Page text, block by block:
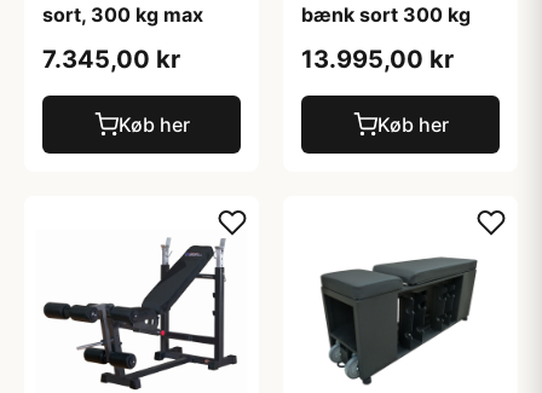
sort, 300 kg max
7.345,00 kr
Køb her
bænk sort 300 kg
13.995,00 kr
Køb her